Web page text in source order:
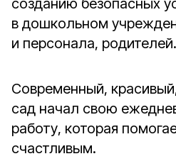
созданию безопасных
в дошкольном
и персонала, родителей.
Современный,
сад начал свою
работу, которая
счастливым.